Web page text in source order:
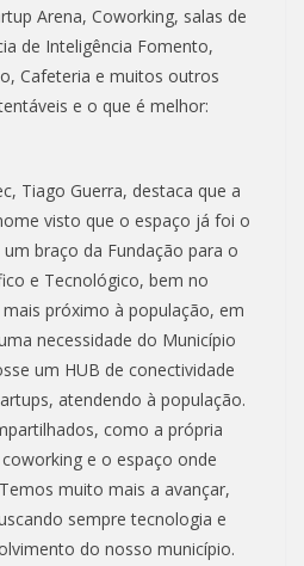
Arena, Coworking, salas de
de Inteligência Fomento,
Cafeteria e muitos outros
e o que é melhor:
Tiago Guerra, destaca que a
visto que o espaço já foi o
braço da Fundação para o
e Tecnológico, bem no
próximo à população, em
necessidade do Município
um HUB de conectividade
atendendo à população.
como a própria
e o espaço onde
muito mais a avançar,
sempre tecnologia e
do nosso município.